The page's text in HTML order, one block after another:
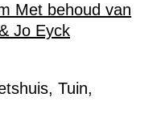
Met behoud van
Jo Eyck
Tuin,